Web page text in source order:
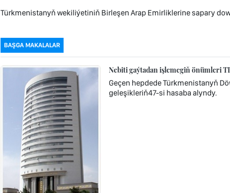
Türkmenistanyň wekiliýetiniň Birleşen Arap Emirliklerine sapary
BAŞGA MAKALALAR
Nebiti gaýtadan işlemegiň önümleri
Geçen hepdede Türkmenistanyň
geleşikleriň47-si hasaba alyndy.